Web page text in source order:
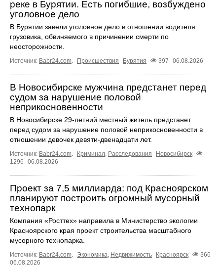
реке в Бурятии. Есть погибшие, возбуждено
уголовное дело
В Бурятии завели уголовное дело в отношении водителя
грузовика, обвиняемого в причинении смерти по
неосторожности.
Источник: Babr24.com. Происшествия Бурятия 397 06.08.2026
В Новосибирске мужчина предстанет перед
судом за нарушение половой
неприкосновенности
В Новосибирске 29-летний местный житель предстанет
перед судом за нарушение половой неприкосновенности в
отношении девочек девяти-двенадцати лет.
Источник: Babr24.com. Криминал, Расследования
Новосибирск
1296
06.08.2026
Проект за 7,5 миллиарда: под Красноярском
планируют построить огромный мусорный
технопарк
Компания «Росттех» направила в Министерство экологии
Красноярского края проект строительства масштабного
мусорного технопарка.
Источник: Babr24.com. Экономика, Недвижимость Красноярск
366
06.08.2026